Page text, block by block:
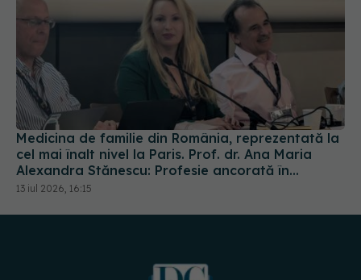
Medicina de familie din România, reprezentată la
cel mai înalt nivel la Paris. Prof. dr. Ana Maria
Alexandra Stănescu: Profesie ancorată în
comunitate
13 iul 2026, 16:15